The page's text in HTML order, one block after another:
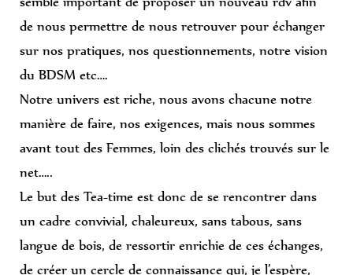
de nous permettre de nous retrouver pour échanger
sur nos pratiques, nos questionnements, notre vision
du BDSM etc….
Notre univers est riche, nous avons chacune notre
manière de faire, nos exigences, mais nous sommes
avant tout des Femmes, loin des clichés trouvés sur le
net…..
Le but des Tea-time est donc de se rencontrer dans
un cadre convivial, chaleureux, sans tabous, sans
langue de bois, de ressortir enrichie de ces échanges,
de créer un cercle de connaissance qui, je l’espère,